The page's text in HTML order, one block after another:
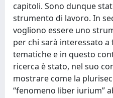
capitoli. Sono dunque
strumento di lavoro. In
vogliono essere uno
per chi sarà interessato
tematiche e in questo
ricerca è stato, nel suo
mostrare come la
“fenomeno liber iurium”